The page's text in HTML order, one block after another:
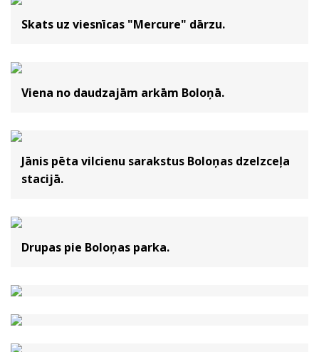
Skats uz viesnīcas "Mercure" dārzu.
Viena no daudzajām arkām Boloņā.
Jānis pēta vilcienu sarakstus Boloņas dzelzceļa
stacijā.
Drupas pie Boloņas parka.